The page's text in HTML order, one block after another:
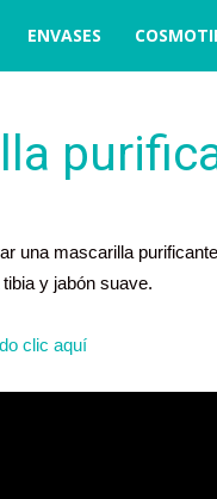
ENVASES
una mascarilla
y jabón suave.
clic aquí